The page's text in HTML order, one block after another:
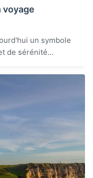
voyage
un symbole
de sérénité...